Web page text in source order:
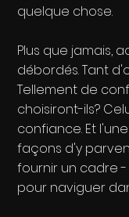
quelque chose.
Plus que jamais,
débordés. Tant
Tellement de
choisiront-ils?
confiance. Et
façons d'y
fournir un cadre
pour naviguer